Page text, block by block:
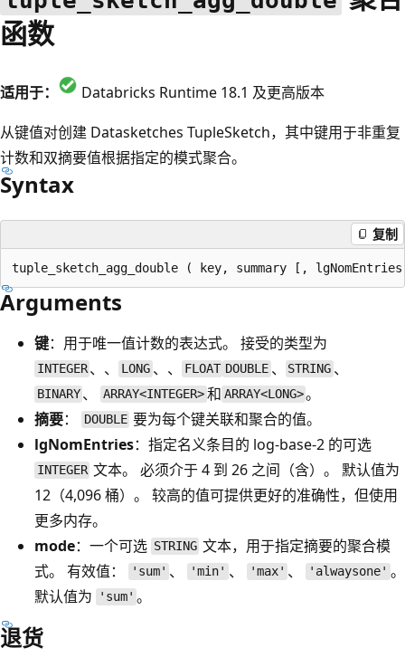
函数
适用于：
Databricks Runtime 18.1 及更高版本
从键值对创建 Datasketches TupleSketch，其中键用于非重复
计数和双摘要值根据指定的模式聚合。
Syntax
复制
Arguments
键：用于唯一值计数的表达式。 接受的类型为
INTEGER 、、 LONG、、 FLOAT DOUBLE 、 STRING 、
BINARY 、 ARRAY<INTEGER>和 ARRAY<LONG>。
摘要： DOUBLE 要为每个键关联和聚合的值。
lgNomEntries：指定名义条目的 log-base-2 的可选
INTEGER 文本。 必须介于 4 到 26 之间（含）。 默认值为
12（4,096 桶）。 较高的值可提供更好的准确性，但使用
更多内存。
mode：一个可选 STRING 文本，用于指定摘要的聚合模
式。 有效值：
'sum' 、 'min' 、 'max' 、 'alwaysone' 。
默认值为
'sum' 。
退货